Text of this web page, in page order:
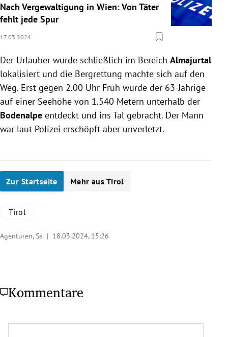
Nach Vergewaltigung in Wien: Von Täter
fehlt jede Spur
17.03.2024
Der Urlauber wurde schließlich im Bereich Almajurtal
lokalisiert und die Bergrettung machte sich auf den
Weg. Erst gegen 2.00 Uhr Früh wurde der 63-Jährige
auf einer Seehöhe von 1.540 Metern unterhalb der
Bodenalpe entdeckt und ins Tal gebracht. Der Mann
war laut Polizei erschöpft aber unverletzt.
Zur Startseite Mehr aus Tirol
Tirol
Agenturen, Sa | 18.03.2024, 15:26
Kommentare